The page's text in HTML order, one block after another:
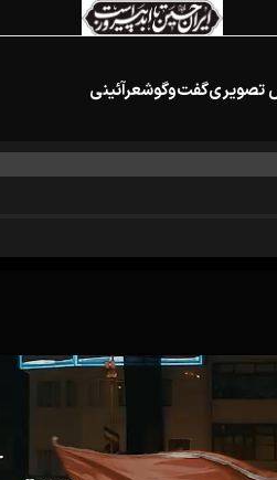
تصویریگفت‌وگوشعرآئینی